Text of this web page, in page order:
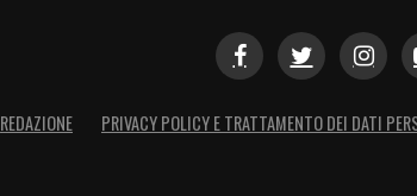
REDAZIONE PRIVACY POLICY E TRATTAMENTO DEI DATI